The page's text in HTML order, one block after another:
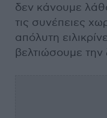
δεν κάνουμε
τις συνέπειες
απόλυτη
βελτιώσουμε